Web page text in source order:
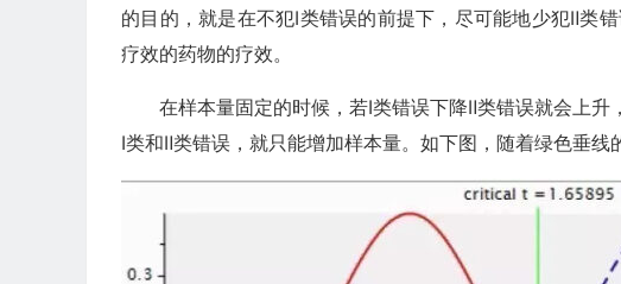
的目的，就是在不犯Ⅰ类错误的前提下，尽可能地少犯Ⅱ类
疗效的药物的疗效。
在样本量固定的时候，若Ⅰ类错误下降Ⅱ类错误就会上
Ⅰ类和Ⅱ类错误，就只能增加样本量。如下图，随着绿色垂线